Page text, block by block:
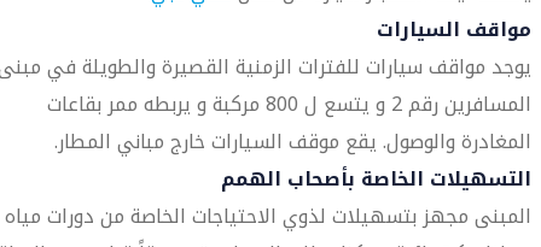
مواقف السيارات
يوجد مواقف سيارات للفترات الزمنية القصيرة والطويلة في
المسافرين رقم 2 و يتسع ل 800 مركبة و يربطه ممر بقاعات
المغادرة والوصول. يقع موقف السيارات خارج مباني المطار.
التسهيلات الخاصة بأصحاب الهمم
المبنى مجهز بتسهيلات لذوي الاحتياجات الخاصة من دورات مياه